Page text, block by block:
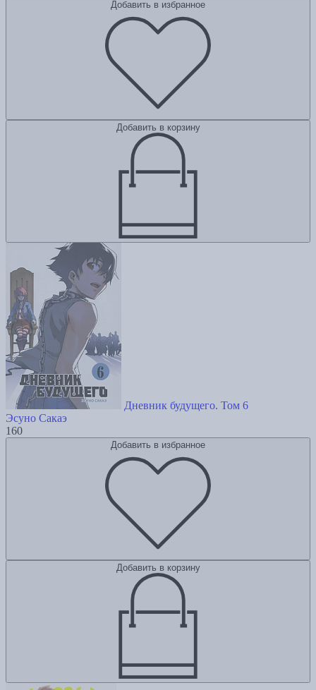
Добавить в избранное
Добавить в корзину
Дневник будущего. Том 6
Эсуно Сакаэ
160
Добавить в избранное
Добавить в корзину